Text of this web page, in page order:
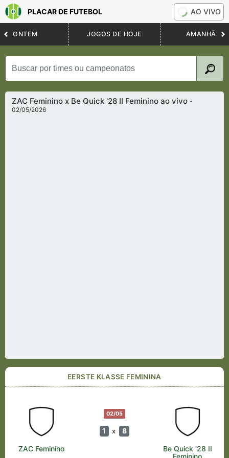
PLACAR DE FUTEBOL AO VIVO
ONTEM JOGOS DE HOJE AMANHÃ
ZAC Feminino x Be Quick '28 II Feminino ao vivo-
02/05/2026
EERSTE KLASSE FEMININA
02/05
1 x 8
ZAC Feminino
Be Quick '28 II
Feminino